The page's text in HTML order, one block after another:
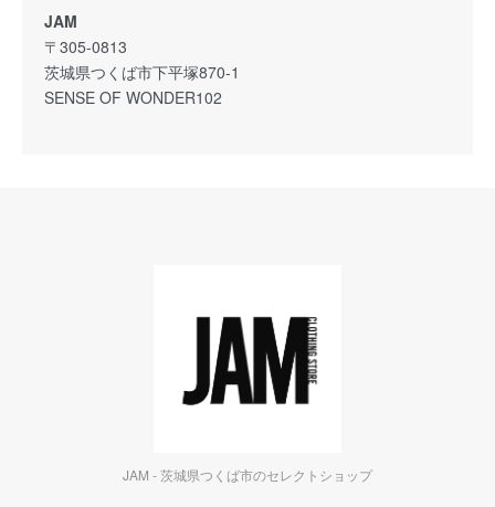
JAM
〒305-0813
茨城県つくば市下平塚870-1
SENSE OF WONDER102
JAM - 茨城県つくば市のセレクトショップ